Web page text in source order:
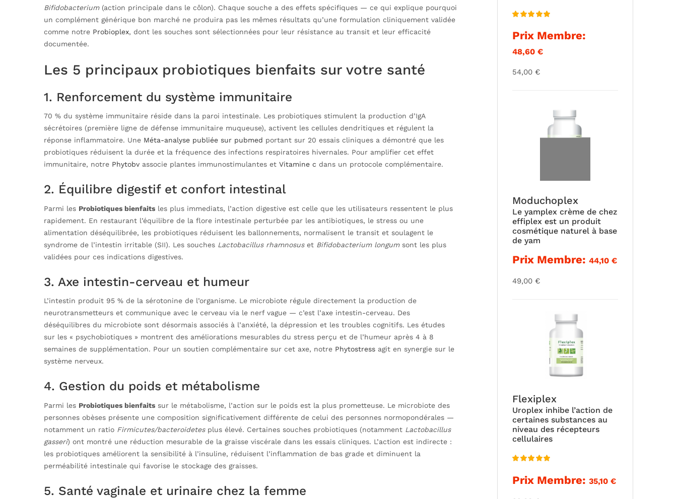
sur 5
Prix Membre:
48,60 €
54,00 €
Moduchoplex
Le yamplex crème de chez
effiplex est un produit
cosmétique naturel à base
de yam
Prix Membre: 44,10 €
49,00 €
Flexiplex
Uroplex inhibe l’action de
certaines substances au
niveau des récepteurs
cellulaires
sur 5
Prix Membre: 35,10 €
Bifidobacterium(action principale dans le côlon). Chaque souche a des effets spécifiques — ce qui explique pourquoi
un complément générique bon marché ne produira pas les mêmes résultats qu’une formulation cliniquement validée
comme notre Probioplex, dont les souches sont sélectionnées pour leur résistance au transit et leur efficacité
documentée.
Les 5 principaux probiotiques bienfaits sur votre santé
1. Renforcement du système immunitaire
70 % du système immunitaire réside dans la paroi intestinale. Les probiotiques stimulent la production d’IgA
sécrétoires (première ligne de défense immunitaire muqueuse), activent les cellules dendritiques et régulent la
réponse inflammatoire. Une Méta-analyse publiée sur pubmed portant sur 20 essais cliniques a démontré que les
probiotiques réduisent la durée et la fréquence des infections respiratoires hivernales. Pour amplifier cet effet
immunitaire, notre Phytobv associe plantes immunostimulantes et Vitamine c dans un protocole complémentaire.
2. Équilibre digestif et confort intestinal
Parmi les Probiotiques bienfaits les plus immediats, l’action digestive est celle que les utilisateurs ressentent le plus
rapidement. En restaurant l’équilibre de la flore intestinale perturbée par les antibiotiques, le stress ou une
alimentation déséquilibrée, les probiotiques réduisent les ballonnements, normalisent le transit et soulagent le
syndrome de l’intestin irritable (SII). Les souches Lactobacillus rhamnosuset Bifidobacterium longumsont les plus
validées pour ces indications digestives.
3. Axe intestin-cerveau et humeur
L’intestin produit 95 % de la sérotonine de l’organisme. Le microbiote régule directement la production de
neurotransmetteurs et communique avec le cerveau via le nerf vague — c’est l’axe intestin-cerveau. Des
déséquilibres du microbiote sont désormais associés à l’anxiété, la dépression et les troubles cognitifs. Les études
sur les « psychobiotiques » montrent des améliorations mesurables du stress perçu et de l’humeur après 4 à 8
semaines de supplémentation. Pour un soutien complémentaire sur cet axe, notre Phytostress agit en synergie sur le
système nerveux.
4. Gestion du poids et métabolisme
Parmi les Probiotiques bienfaits sur le métabolisme, l’action sur le poids est la plus prometteuse. Le microbiote des
personnes obèses présente une composition significativement différente de celui des personnes normopondérales —
notamment un ratio Firmicutes/bacteroidetesplus élevé. Certaines souches probiotiques (notamment Lactobacillus
gasseri) ont montré une réduction mesurable de la graisse viscérale dans les essais cliniques. L’action est indirecte :
les probiotiques améliorent la sensibilité à l’insuline, réduisent l’inflammation de bas grade et diminuent la
perméabilité intestinale qui favorise le stockage des graisses.
5. Santé vaginale et urinaire chez la femme